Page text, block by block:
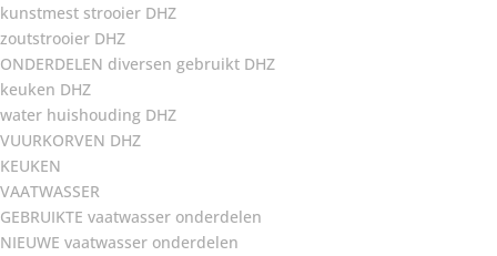
kunstmest strooier DHZ
zoutstrooier DHZ
ONDERDELEN diversen gebruikt DHZ
keuken DHZ
water huishouding DHZ
VUURKORVEN DHZ
KEUKEN
VAATWASSER
GEBRUIKTE vaatwasser onderdelen
NIEUWE vaatwasser onderdelen